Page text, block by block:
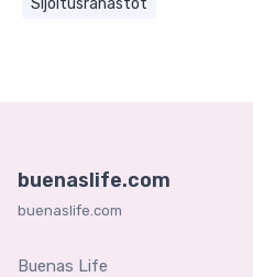
Sijoitusrahastot
buenaslife.com
buenaslife.com
Buenas Life